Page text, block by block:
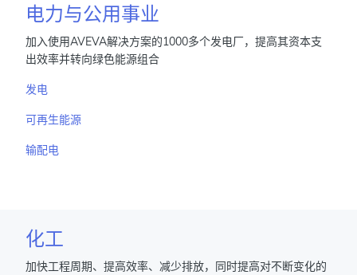
电力与公用事业
加入使用AVEVA解决方案的1000多个发电厂，提高其资本支
出效率并转向绿色能源组合
发电
可再生能源
输配电
化工
加快工程周期、提高效率、减少排放，同时提高对不断变化的